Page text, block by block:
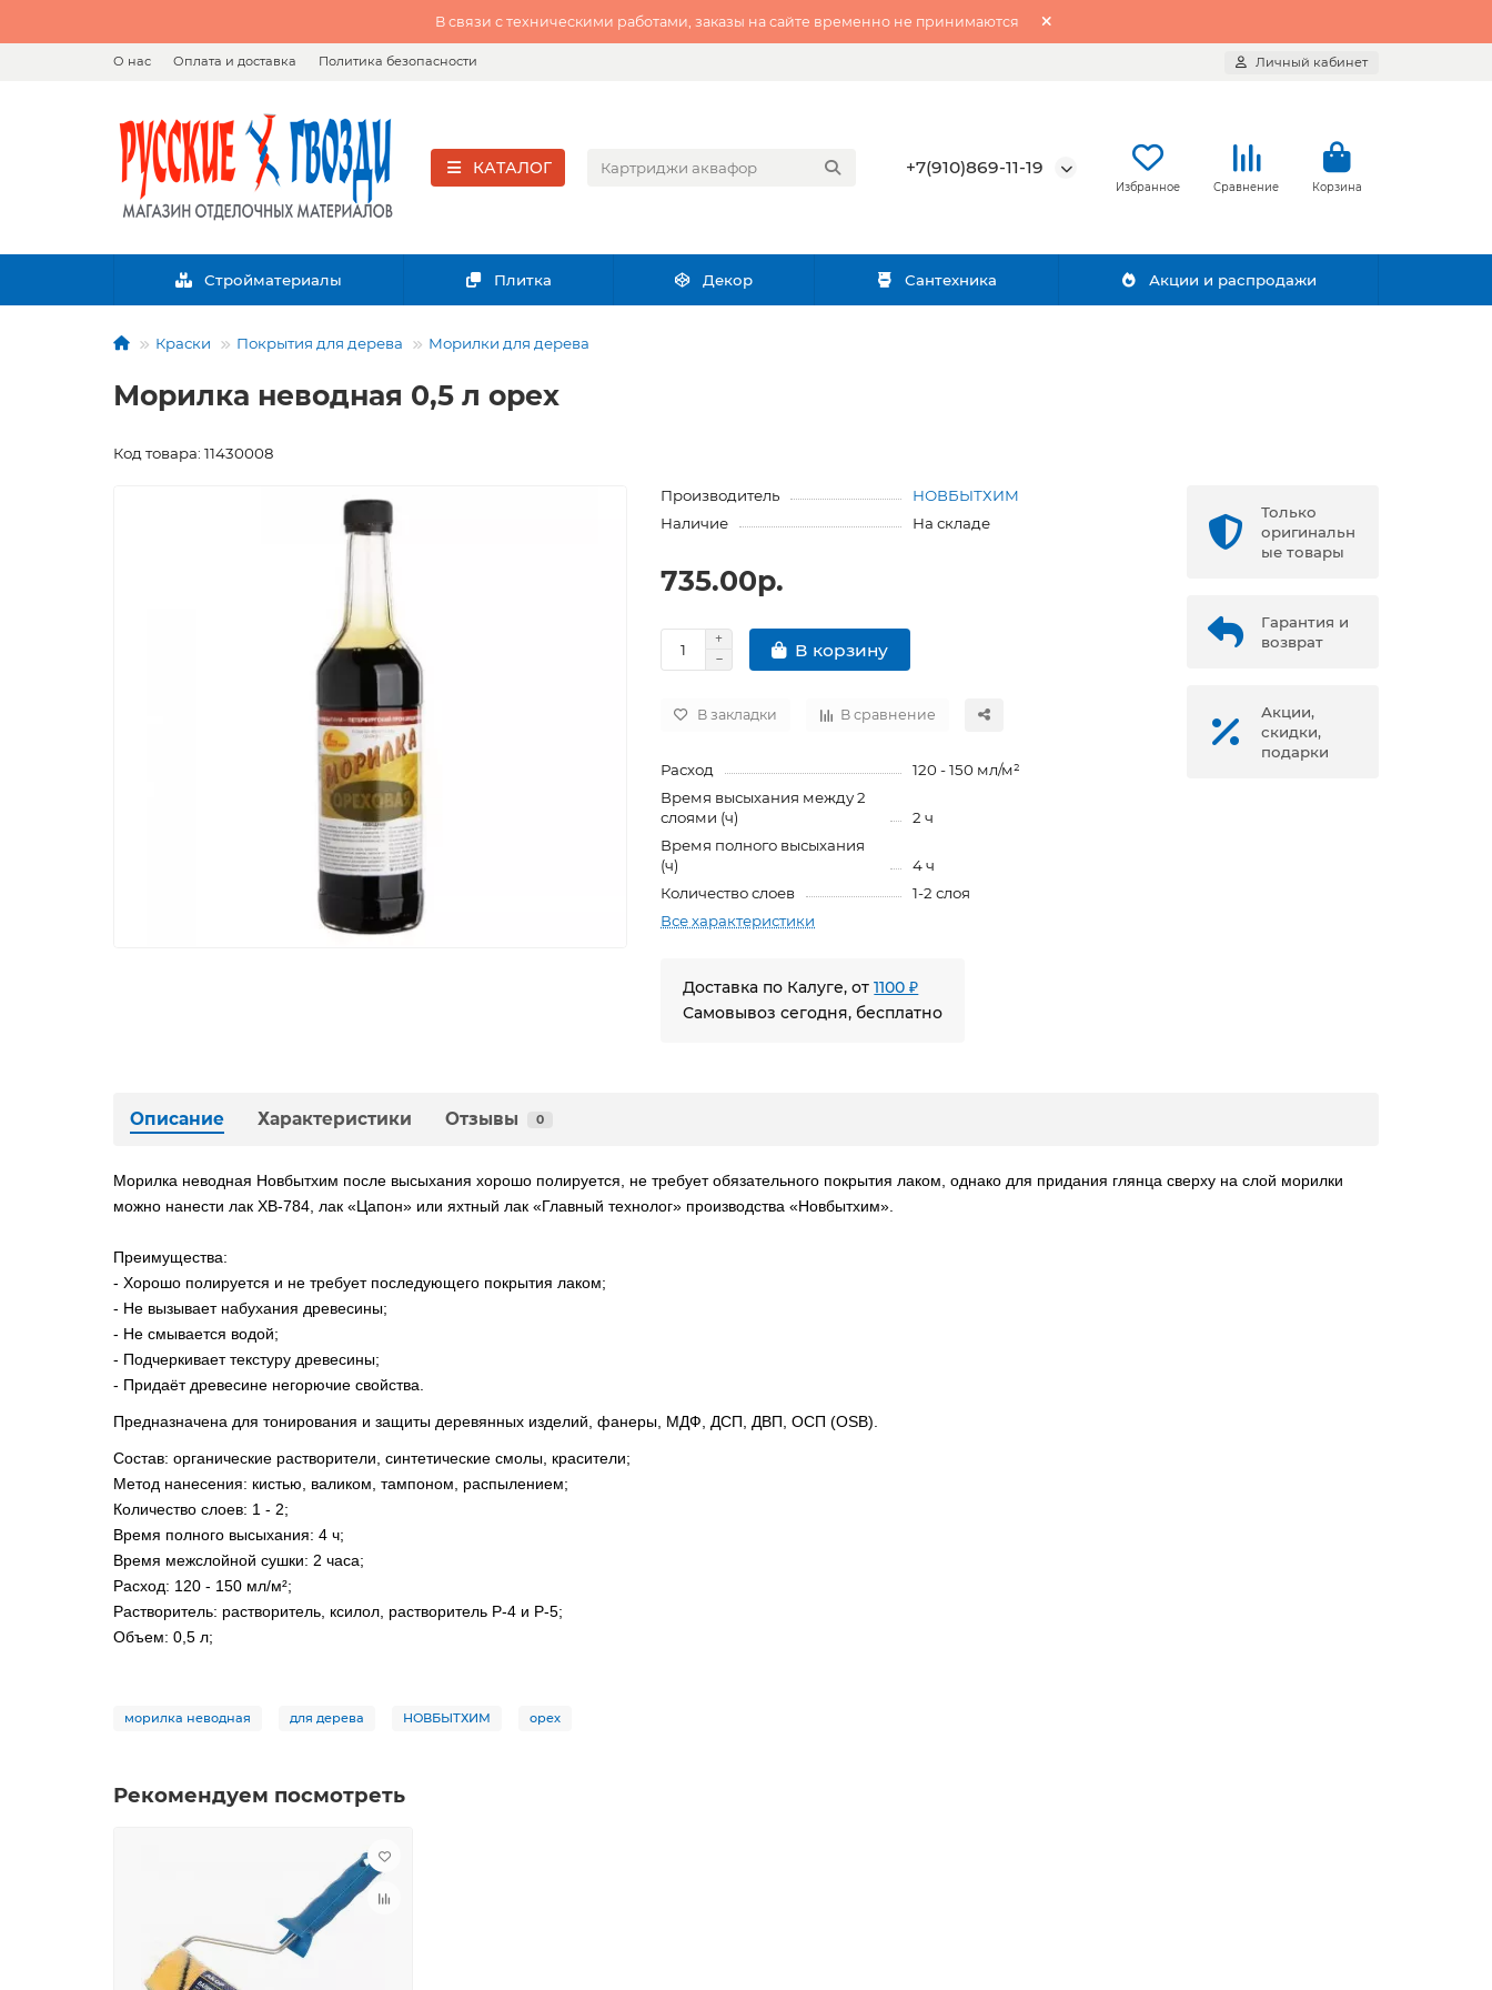
В связи с техническими работами, заказы на сайте временно не принимаются
О нас Оплата и доставка Политика безопасности Личный кабинет
КАТАЛОГ +7(910)869-11-19
Избранное Сравнение Корзина
Стройматериалы Плитка Декор Сантехника Акции и распродажи
Краски Покрытия для дерева Морилки для дерева
Морилка неводная 0,5 л орех
Код товара: 11430008
Производитель
НОВБЫТХИМ
Наличие
На складе
735.00р.
В корзину
В закладки В сравнение
Расход
120 - 150 мл/м²
Время высыхания между 2
слоями (ч)
2 ч
Время полного высыхания
(ч)
4 ч
Количество слоев
1-2 слоя
Все характеристики
Доставка по Калуге, от1100 ₽
Самовывоз сегодня, бесплатно
Только
оригинальн
ые товары
Гарантия и
возврат
Акции,
скидки,
подарки
Описание Характеристики Отзывы 0
Морилка неводная Новбытхим после высыхания хорошо полируется, не требует обязательного покрытия лаком, однако для придания глянца сверху на слой морилки
можно нанести лак ХВ-784, лак «Цапон» или яхтный лак «Главный технолог» производства «Новбытхим».
Преимущества:
- Хорошо полируется и не требует последующего покрытия лаком;
- Не вызывает набухания древесины;
- Не смывается водой;
- Подчеркивает текстуру древесины;
- Придаёт древесине негорючие свойства.
Предназначена для тонирования и защиты деревянных изделий, фанеры, МДФ, ДСП, ДВП, ОСП (OSB).
Состав: органические растворители, синтетические смолы, красители;
Метод нанесения: кистью, валиком, тампоном, распылением;
Количество слоев: 1 - 2;
Время полного высыхания: 4 ч;
Время межслойной сушки: 2 часа;
Расход: 120 - 150 мл/м²;
Растворитель: растворитель, ксилол, растворитель Р-4 и Р-5;
Объем: 0,5 л;
морилка неводная для дерева НОВБЫТХИМ орех
Рекомендуем посмотреть